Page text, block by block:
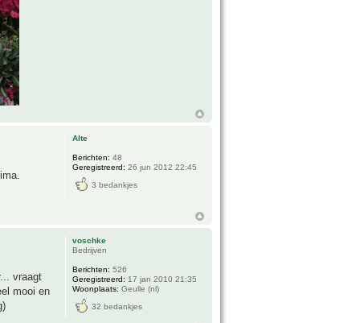
Alte
Berichten: 48
Geregistreerd: 26 jun 2012 22:45
3 bedankjes
vraagt
mooi en
voschke
Bedrijven
Berichten: 526
Geregistreerd: 17 jan 2010 21:35
Woonplaats: Geulle (nl)
32 bedankjes